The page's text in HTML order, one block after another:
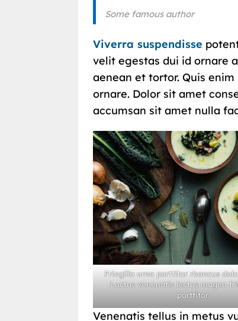
Some famous author
Viverra suspendisse
velit egestas dui id ornare
aenean et tortor. Quis
ornare. Dolor sit amet
accumsan sit amet nulla
Fringilla urna porttitor rhoncus
Luctus venenatis lectus magna
porttitor.
Venenatis tellus in metus